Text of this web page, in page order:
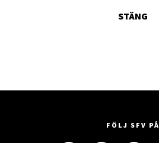
STÄNG
FÖLJ SFV PÅ